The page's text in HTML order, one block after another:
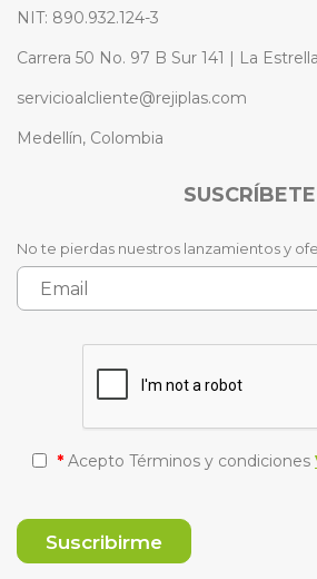
NIT: 890.932.124-3
Carrera 50 No. 97 B Sur 141 | La
servicioalcliente@rejiplas.com
Medellín, Colombia
SUSCRÍBETE
No te pierdas nuestros lanzamientos y
* Acepto Términos y condiciones